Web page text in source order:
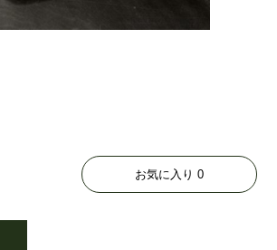
お気に入り 0